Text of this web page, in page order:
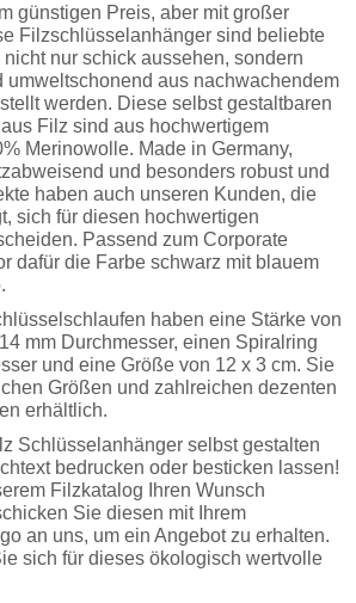
günstigen Preis, aber mit großer
Filzschlüsselanhänger sind beliebte
nur schick aussehen, sondern
umweltschonend aus nachwachendem
werden. Diese selbst gestaltbaren
Filz sind aus hochwertigem
Merinowolle. Made in Germany,
und besonders robust und
haben auch unseren Kunden, die
sich für diesen hochwertigen
Passend zum Corporate
dafür die Farbe schwarz mit blauem
haben eine Stärke von
mm Durchmesser, einen Spiralring
und eine Größe von 12 x 3 cm. Sie
Größen und zahlreichen dezenten
erhältlich.
Schlüsselanhänger selbst gestalten
bedrucken oder besticken lassen!
Filzkatalog Ihren Wunsch
Sie diesen mit Ihrem
an uns, um ein Angebot zu erhalten.
sich für dieses ökologisch wertvolle